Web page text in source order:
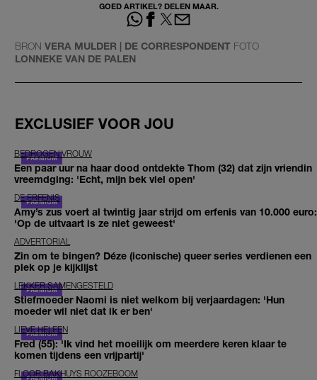
GOED ARTIKEL? DELEN MAAR.
BRON VERA MULDER | DE CORRESPONDENT FOTO
LONNEKE VAN DE PALEN
EXCLUSIEF VOOR JOU
BEDROGEN VROUW
Een paar uur na haar dood ontdekte Thom (32) dat zijn vriendin
vreemdging: 'Echt, mijn bek viel open'
DE ERFENIS
Amy’s zus voert al twintig jaar strijd om erfenis van 10.000 euro:
'Op de uitvaart is ze niet geweest'
ADVERTORIAL
Zin om te bingen? Déze (iconische) queer series verdienen een
plek op je kijklijst
LEKKER SAMENGESTELD
Stiefmoeder Naomi is niet welkom bij verjaardagen: 'Hun
moeder wil niet dat ik er ben'
LIEVE HELEEN
Fred (55): 'Ik vind het moeilijk om meerdere keren klaar te
komen tijdens een vrijpartij'
FLOOR BAKHUYS ROOZEBOOM